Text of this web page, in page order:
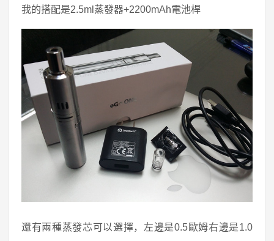
我的搭配是2.5ml蒸發器+2200mAh電池桿
還有兩種蒸發芯可以選擇，左邊是0.5歐姆右邊是1.0